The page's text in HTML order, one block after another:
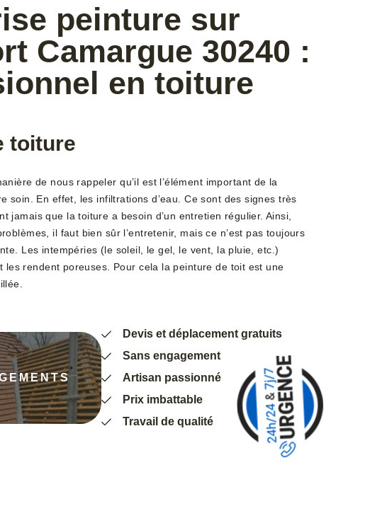
peinture sur
Camargue 30240 :
en toiture
toiture
de nous rappeler qu’il est l’élément important de la
soin. En effet, les infiltrations d’eau. Ce sont des signes très
jamais que la toiture a besoin d’un entretien régulier. Ainsi,
il faut bien sûr l’entretenir, mais ce n’est pas toujours
Les intempéries (le soleil, le gel, le vent, la pluie, etc.)
les rendent poreuses. Pour cela la peinture de toit est une
Devis et déplacement gratuits
Sans engagement
Artisan passionné
Prix imbattable
Travail de qualité